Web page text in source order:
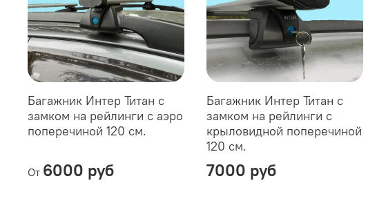
Багажник Интер Титан с
замком на рейлинги с аэро
поперечиной 120 см.
От 6000 руб
Багажник Интер Титан с
замком на рейлинги с
крыловидной поперечиной
120 см.
7000 руб